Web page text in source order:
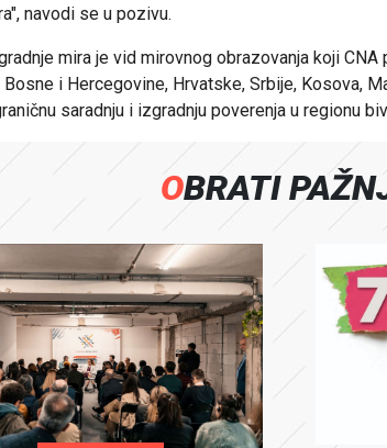
navodi se u pozivu.
mira je vid mirovnog obrazovanja koji
i Hercegovine, Hrvatske, Srbije, Kosova,
saradnju i izgradnju poverenja u regionu
OBRATI